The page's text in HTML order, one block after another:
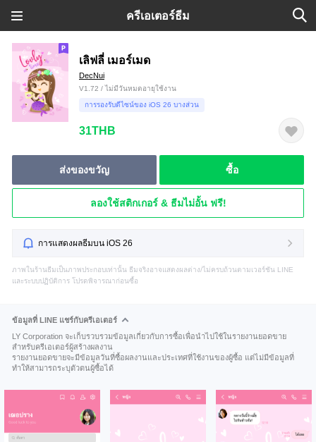
ครีเอเตอร์ธีม
เลิฟลี่ เมอร์เมด
DecNui
V1.72 / ไม่มีวันหมดอายุใช้งาน
การรองรับดีไซน์ของ iOS 26 บางส่วน
31THB
ส่งของขวัญ ซื้อ
ลองใช้สติกเกอร์ & ธีมไม่อั้น ฟรี!
การแสดงผลธีมบน iOS 26
ภาพในร้านธีมเป็นภาพประกอบเท่านั้น ธีมจริงอาจแสดงผลต่าง/ไม่ครบถ้วนตามเวอร์ชัน LINE
และระบบปฏิบัติการ โปรดพิจารณาก่อนซื้อ
ข้อมูลที่ LINE แชร์กับครีเอเตอร์
LY Corporation จะเก็บรวบรวมข้อมูลเกี่ยวกับการซื้อเพื่อนำไปใช้ในรายงานยอดขาย
สำหรับครีเอเตอร์ผู้สร้างผลงาน
รายงานยอดขายจะมีข้อมูลวันที่ซื้อผลงานและประเทศที่ใช้งานของผู้ซื้อ แต่ไม่มีข้อมูลที่
ทำให้สามารถระบุตัวตนผู้ซื้อได้